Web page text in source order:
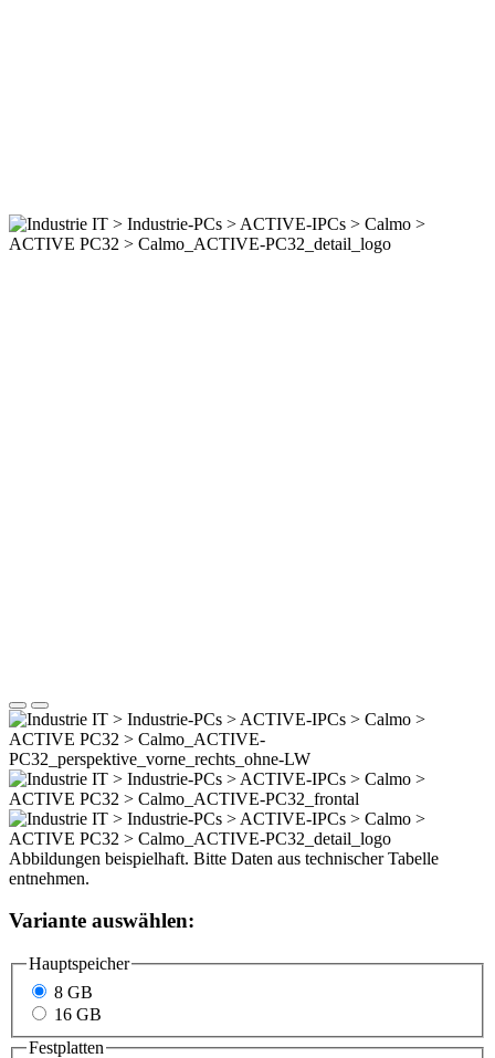
Abbildungen beispielhaft. Bitte Daten aus technischer Tabelle
entnehmen.
Variante auswählen:
Hauptspeicher
8 GB
16 GB
Festplatten